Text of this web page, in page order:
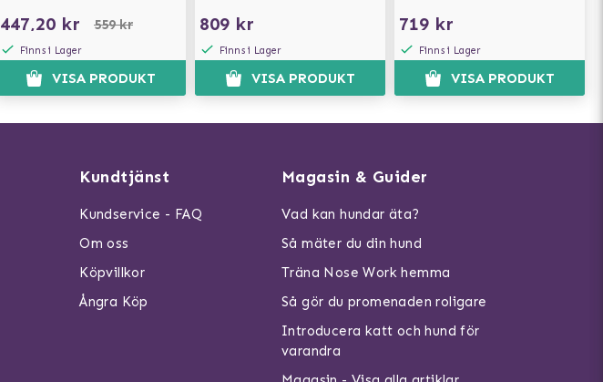
447,20 kr 559 kr
Finns i Lager
VISA PRODUKT
809 kr
Finns i Lager
VISA PRODUKT
719 kr
Finns i Lager
VISA PRODUKT
Kundtjänst
Kundservice - FAQ
Om oss
Köpvillkor
Ångra Köp
Magasin & Guider
Vad kan hundar äta?
Så mäter du din hund
Träna Nose Work hemma
Så gör du promenaden roligare
Introducera katt och hund för
varandra